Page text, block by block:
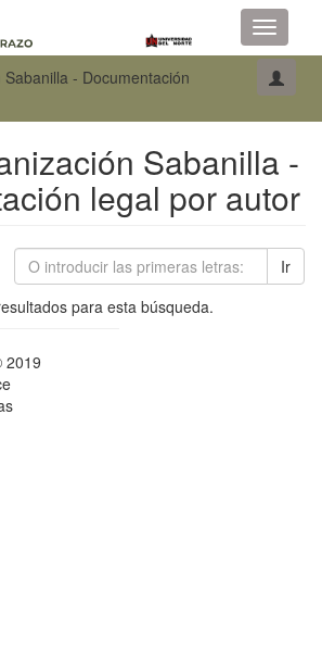
Toggle
- Documentación
Sabanilla -
legal por autor
Ir
para esta búsqueda.
2019